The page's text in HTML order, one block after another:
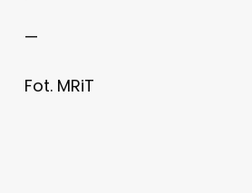
—
Fot. MRiT